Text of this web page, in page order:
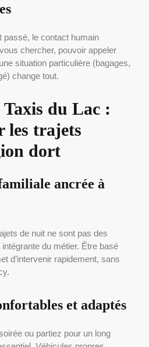
passé, le contact humain
chercher, pouvoir appeler
situation particulière (bagages,
change tout.
Taxis du Lac :
les trajets
dort
ancrée à
de nuit ne sont pas des
du métier. Être basé
d’intervenir rapidement, sans
et adaptés
ou partiez pour un long